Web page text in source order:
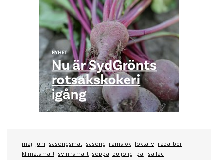
maj juni säsongsmat säsong ramslök löktarv rabarber
klimatsmart svinnsmart soppa buljong paj sallad